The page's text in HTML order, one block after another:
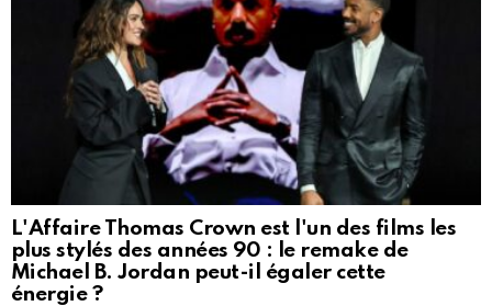
L'Affaire Thomas Crown est l'un des films les
plus stylés des années 90 : le remake de
Michael B. Jordan peut-il égaler cette
énergie ?